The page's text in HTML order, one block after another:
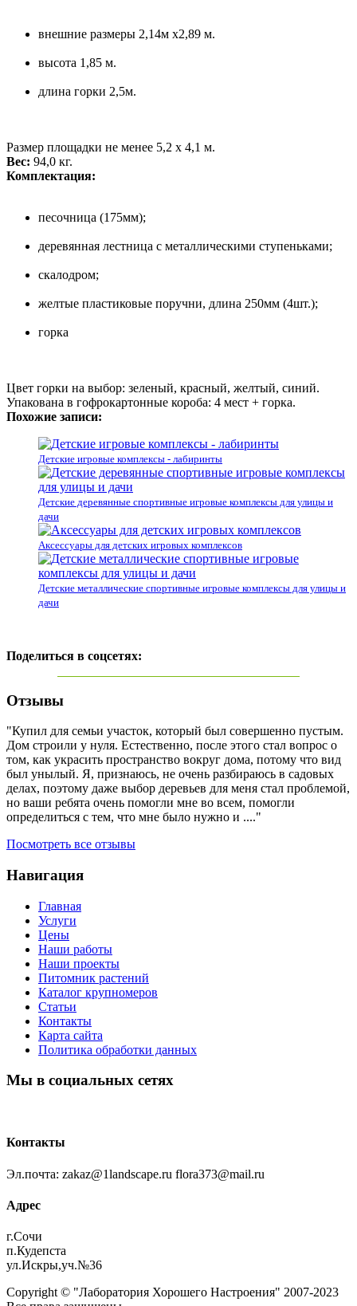
внешние размеры 2,14м х2,89 м.
высота 1,85 м.
длина горки 2,5м.
Размер площадки не менее 5,2 х 4,1 м.
Вес: 94,0 кг.
Комплектация:
песочница (175мм);
деревянная лестница с металлическими ступеньками;
скалодром;
желтые пластиковые поручни, длина 250мм (4шт.);
горка
Цвет горки на выбор: зеленый, красный, желтый, синий.
Упакована в гофрокартонные короба: 4 мест + горка.
Похожие записи:
Детские игровые комплексы - лабиринты
Детские деревянные спортивные игровые комплексы для улицы и
дачи
Аксессуары для детских игровых комплексов
Детские металлические спортивные игровые комплексы для улицы и
дачи
Поделиться в соцсетях:
Отзывы
"Купил для семьи участок, который был совершенно пустым.
Дом строили у нуля. Естественно, после этого стал вопрос о
том, как украсить пространство вокруг дома, потому что вид
был унылый. Я, признаюсь, не очень разбираюсь в садовых
делах, поэтому даже выбор деревьев для меня стал проблемой,
но ваши ребята очень помогли мне во всем, помогли
определиться с тем, что мне было нужно и ...."
Посмотреть все отзывы
Навигация
Главная
Услуги
Цены
Наши работы
Наши проекты
Питомник растений
Каталог крупномеров
Статьи
Контакты
Карта сайта
Политика обработки данных
Мы в социальных сетях
Контакты
Эл.почта: zakaz@1landscape.ru flora373@mail.ru
Адрес
г.Сочи
п.Кудепста
ул.Искры,уч.№36
Copyright © "Лаборатория Хорошего Настроения" 2007-2023